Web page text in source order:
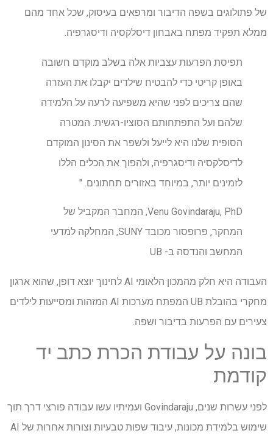
של פתולוגים בשפה הדיבור ומרפאים בעיסוק, שכל אחד מהם
ממלא תפקיד מפתח באבחון דיסלקסיה ודיסגרפיה.
תפיסת הפרעות עצביות אלה בשלב מוקדם חשובה
באופן קריטי כדי להבטיח שילדים יקבלו את העזרה
שהם צריכים לפני שהיא משפיעה לרעה על הלמידה
שלהם ועל התפתחותם הסוציו-רגשית. המטרה
הסופית שלנו היא לייעל ולשפר את הסינון המוקדם
לדיסלקסיה ודיסגרפיה, ולהפוך את הכלים הללו
לזמינים יותר, במיוחד באזורים תחתונים. "
Venu Govindaraju, PhD, המחבר המקביל של
המחקר, פרופסור מכובד SUNY, המחלקה למדעי
המחשב והנדסה ב- UB
העבודה היא חלק מהמכון הלאומי AI לחינוך יוצא דופן, שהוא ארגון
מחקרי בהובלת UB המפתח מערכות AI המזהות ומסייעות לילדים
צעירים עם הפרעות בדיבור ושפה.
בונה על עבודת הכרת כתב יד
קודמת
לפני עשרות שנים, Govindaraju ועמיתיו עשו עבודה פורצי דרך תוך
שימוש בלמידת מכונות, עיבוד שפות טבעיות וצורות אחרות של AI